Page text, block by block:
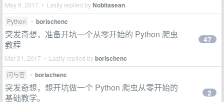
May 9, 2017 • Lastly replied byNobitasean
Python • borischenc
突发奇想，准备开坑一个从零开始的 Python 爬虫
教程
Mar 31, 2017 • Lastly replied byborischenc
47
问与答 • borischenc
突发奇想，想开坑做一个 Python 爬虫从零开始的
基础教学。
2